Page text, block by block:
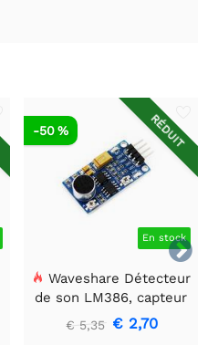

RÉDUIT
En stock
-50 %
Waveshare Détecteur
de son LM386, capteur
de son, compatible avec
Arduino.
€ 5,35 € 2,70